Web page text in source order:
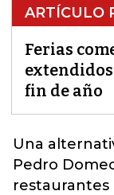
ARTÍCULO
Ferias
fin de año
Una
Pedro